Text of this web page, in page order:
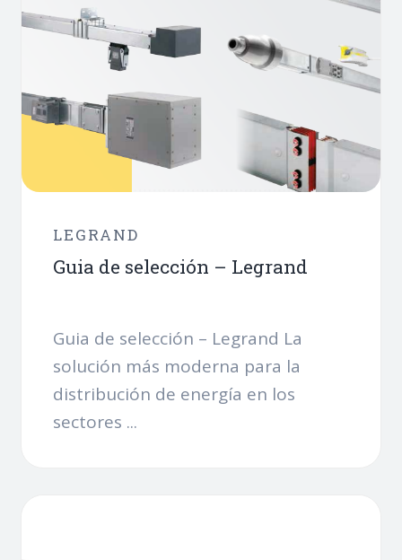
LEGRAND
Guia de selección – Legrand
Guia de selección – Legrand La
solución más moderna para la
distribución de energía en los
sectores ...